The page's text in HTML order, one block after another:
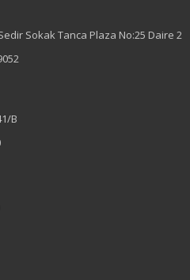
Sokak Tanca Plaza No:25 Daire 2
B